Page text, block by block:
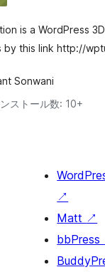
is a WordPress
by this link http://
Sonwani
ストール数: 10+
↗
Matt ↗
bbPress